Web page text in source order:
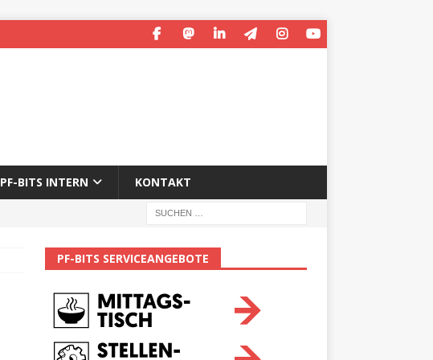
PF-BITS INTERN KONTAKT
PF-BITS SERVICEANGEBOTE